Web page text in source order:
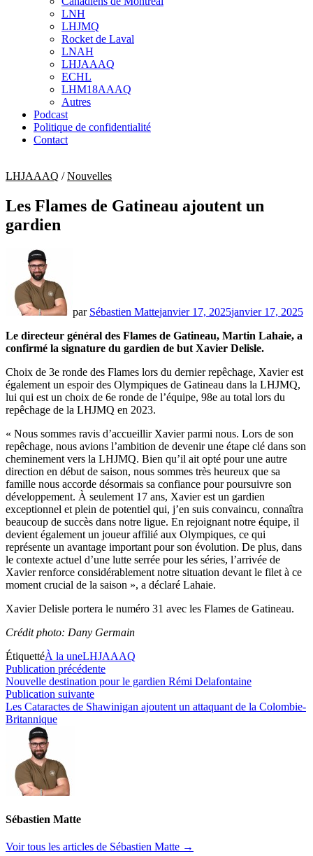
sub
menu
LNH
LHJMQ
Rocket de Laval
LNAH
LHJAAAQ
ECHL
LHM18AAAQ
Autres
Podcast
Politique de confidentialité
Contact
LHJAAAQ /Nouvelles
Les Flames de Gatineau ajoutent un
gardien
par Sébastien Mattejanvier 17, 2025janvier 17, 2025
Le directeur général des Flames de Gatineau, Martin Lahaie, a
confirmé la signature du gardien de but Xavier Delisle.
Choix de 3e ronde des Flames lors du dernier repêchage, Xavier est
également un espoir des Olympiques de Gatineau dans la LHJMQ,
lui qui est un choix de 6e ronde de l’équipe, 98e au total lors du
repêchage de la LHJMQ en 2023.
« Nous sommes ravis d’accueillir Xavier parmi nous. Lors de son
repêchage, nous avions l’ambition de devenir une étape clé dans son
cheminement vers la LHJMQ. Bien qu’il ait opté pour une autre
direction en début de saison, nous sommes très heureux que sa
famille nous accorde désormais sa confiance pour poursuivre son
développement. À seulement 17 ans, Xavier est un gardien
exceptionnel et plein de potentiel qui, j’en suis convaincu, connaîtra
beaucoup de succès dans notre ligue. En rejoignant notre équipe, il
devient également un joueur affilié aux Olympiques, ce qui
représente un avantage important pour son évolution. De plus, dans
le contexte actuel d’une lutte serrée pour les séries, l’arrivée de
Xavier renforce considérablement notre situation devant le filet à ce
moment crucial de la saison », a déclaré Lahaie.
Xavier Delisle portera le numéro 31 avec les Flames de Gatineau.
Crédit photo: Dany Germain
ÉtiquettéÀ la uneLHJAAAQ
Navigation
de
l’article
Publication précédentePublication
précédente :
Nouvelle destination pour le gardien Rémi Delafontaine
Publication suivantePublication
suivante :
Les Cataractes de Shawinigan ajoutent un attaquant de la Colombie-
Britannique
Sébastien Matte
Voir tous les articles de Sébastien Matte →